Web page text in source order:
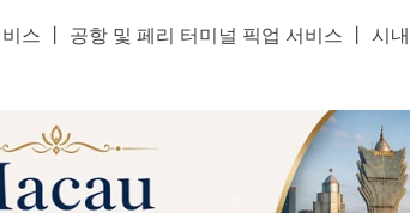
스 丨 공항 및 페리 터미널 픽업 서비스 丨 시